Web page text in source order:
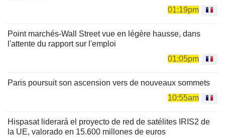
01:19pm
Point marchés-Wall Street vue en légère hausse, dans
l'attente du rapport sur l'emploi
01:05pm
Paris poursuit son ascension vers de nouveaux sommets
10:55am
Hispasat liderará el proyecto de red de satélites IRIS2 de
la UE, valorado en 15.600 millones de euros